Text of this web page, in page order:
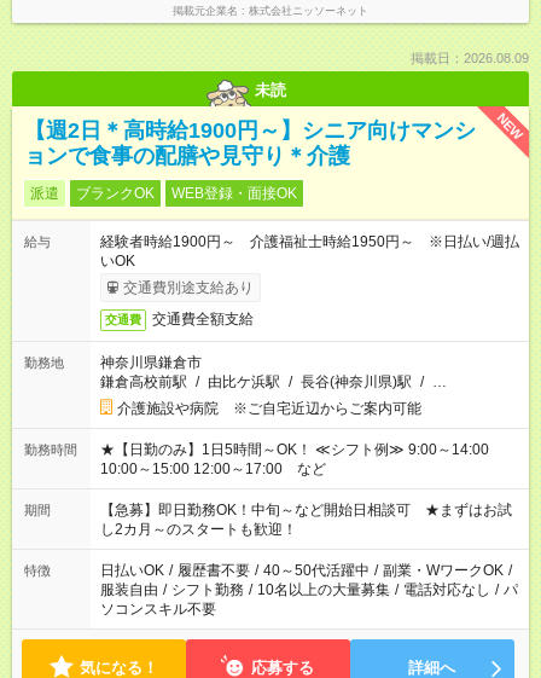
掲載元企業名 株式会社ニッソーネット
掲載日：2026.08.09
未読
NEW
【週2日＊高時給1900円～】シニア向けマンシ
ョンで食事の配膳や見守り＊介護
派遣 ブランクOK WEB登録・面接OK
給与
経験者時給1900円～ 介護福祉士時給1950円～ ※日払い/週払
いOK
交通費別途支給あり
交通費 交通費全額支給
勤務地
神奈川県鎌倉市
鎌倉高校前駅 / 由比ケ浜駅 / 長谷(神奈川県)駅 / …
介護施設や病院 ※ご自宅近辺からご案内可能
勤務時間
★【日勤のみ】1日5時間～OK！ ≪シフト例≫ 9:00～14:00
10:00～15:00 12:00～17:00 など
期間
【急募】即日勤務OK！中旬～など開始日相談可 ★まずはお試
し2カ月～のスタートも歓迎！
特徴 日払いOK / 履歴書不要 / 40～50代活躍中 / 副業・WワークOK /
服装自由 / シフト勤務 / 10名以上の大量募集 / 電話対応なし / パ
ソコンスキル不要
気になる！ 応募する 詳細へ